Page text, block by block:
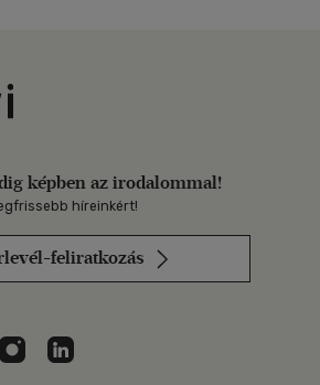
Libri
képben az irodalommal!
híreinkért!
feliratkozás
a Youtube-on
Libri az Instagramon
Libri a LinkedInen